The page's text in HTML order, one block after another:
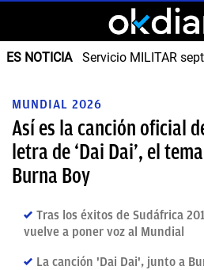
ES NOTICIA Servicio MILITAR
MUNDIAL 2026
Así es la canción oficial
letra de ‘Dai Dai’, el
Burna Boy
Tras los éxitos de Sudáfrica
vuelve a poner voz al Mundial
La canción 'Dai Dai', junto a